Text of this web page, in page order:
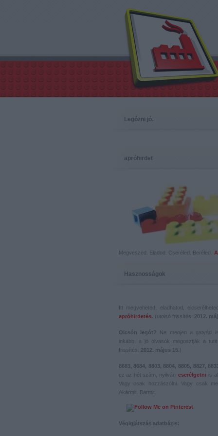
Legózni jó.
apróhirdet
Megveszed. Eladod. Cseréled. Beréled.
Hasznosságok
Itt megveheted, eladhatod,
apróhirdetés. (utolsó frissítés: 2012.
Olcsón legót? Ne menjen a gatyád
inkább, a jó olvasók megosztják a
frissítés: 2012. május 15.)
8683, 8684, 8803, 8804, 8805, 8827, 8831
ez az hét szám, nyilván
cserélgetni
is
Vagy csak hozzászólni. Vagy csak
Akármit. Bármit.
Végigjátszás adatbázis: